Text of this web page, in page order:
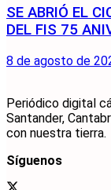
SE ABRIÓ EL
DEL FIS 75
8 de agosto de
Periódico digital
Santander,
con nuestra tierra.
Síguenos